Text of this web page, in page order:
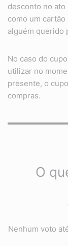
desconto no
como um
alguém querido
No caso do
utilizar no
presente, o
compras.
O
Nenhum voto